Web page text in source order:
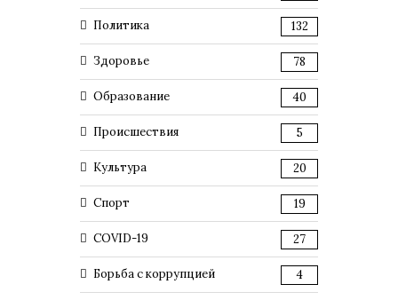
Политика 132
Здоровье 78
Образование 40
Происшествия 5
Культура 20
Спорт 19
COVID-19 27
Борьба с коррупцией 4